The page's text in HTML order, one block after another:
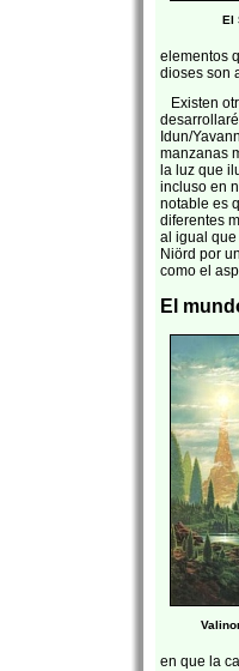
El
elementos
dioses son
Existen
Idun/
manzanas
la luz que
incluso en
notable es
diferentes
al igual que
Niörd por
como el
El
en que la